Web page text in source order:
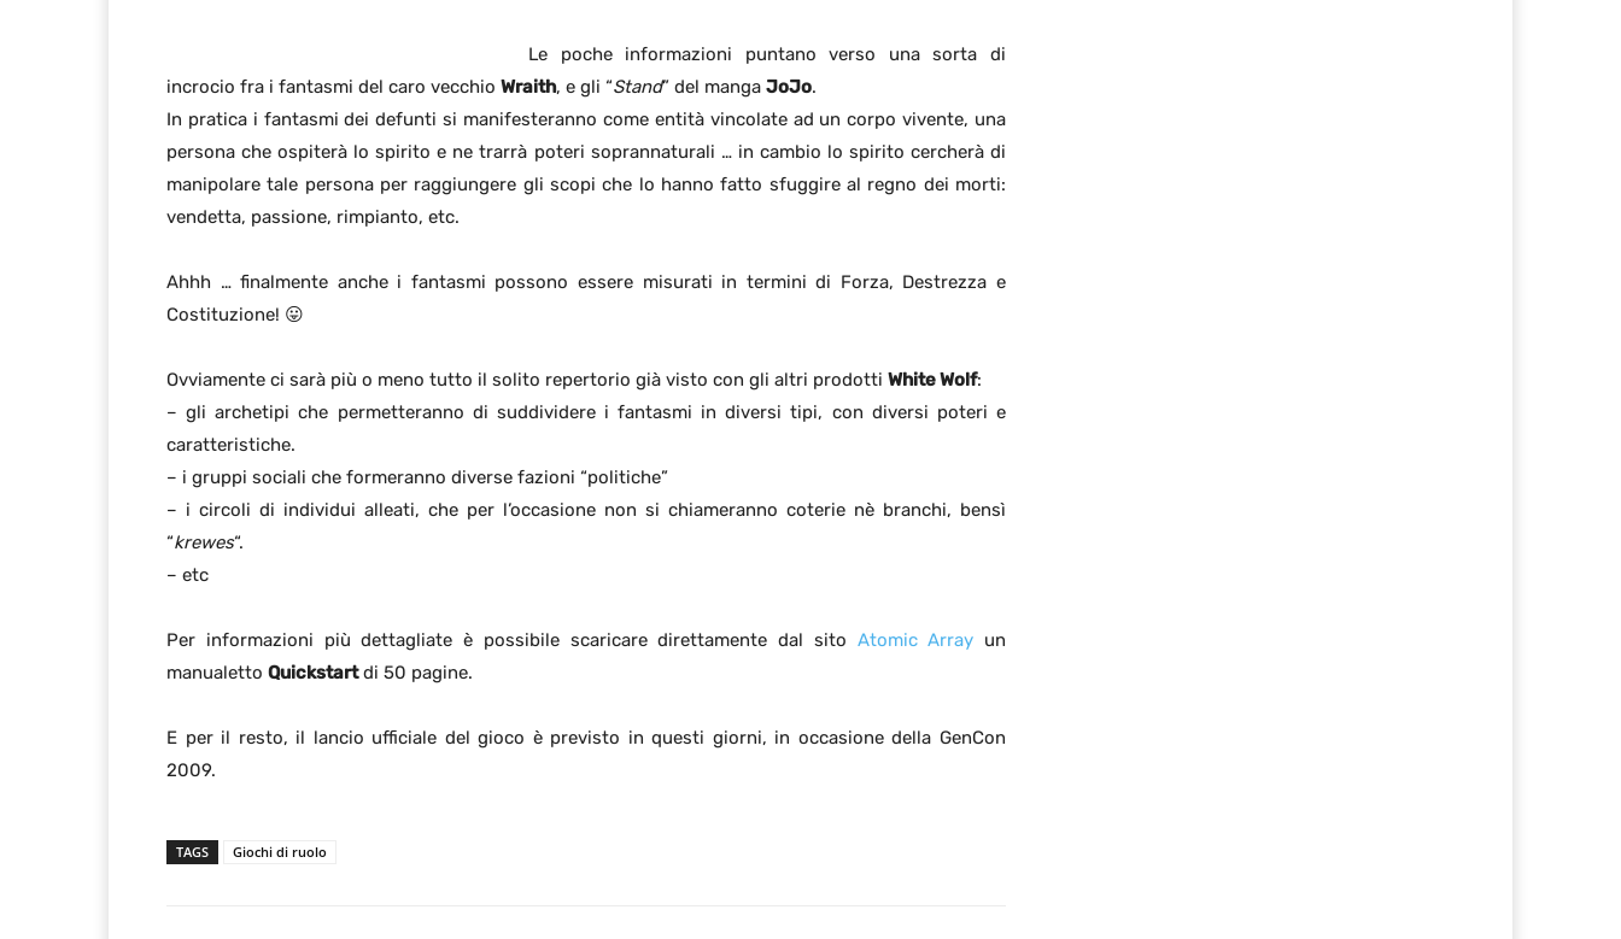
Le poche informazioni puntano verso una sorta di
incrocio fra i fantasmi del caro vecchio Wraith, e gli “Stand” del manga JoJo.
In pratica i fantasmi dei defunti si manifesteranno come entità vincolate ad un corpo vivente, una
persona che ospiterà lo spirito e ne trarrà poteri soprannaturali … in cambio lo spirito cercherà di
manipolare tale persona per raggiungere gli scopi che lo hanno fatto sfuggire al regno dei morti:
vendetta, passione, rimpianto, etc.
Ahhh … finalmente anche i fantasmi possono essere misurati in termini di Forza, Destrezza e
Costituzione! 😛
Ovviamente ci sarà più o meno tutto il solito repertorio già visto con gli altri prodotti White Wolf:
– gli archetipi che permetteranno di suddividere i fantasmi in diversi tipi, con diversi poteri e
caratteristiche.
– i gruppi sociali che formeranno diverse fazioni “politiche”
– i circoli di individui alleati, che per l’occasione non si chiameranno coterie nè branchi, bensì
“krewes“.
– etc
Per informazioni più dettagliate è possibile scaricare direttamente dal sito Atomic Array un
manualetto Quickstartdi 50 pagine.
E per il resto, il lancio ufficiale del gioco è previsto in questi giorni, in occasione della GenCon
2009.
TAGS Giochi di ruolo